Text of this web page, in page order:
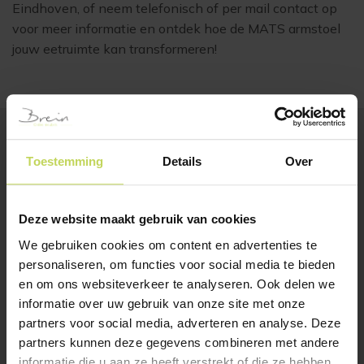
Toestemming Details Over
Deze website maakt gebruik van cookies
We gebruiken cookies om content en advertenties te
personaliseren, om functies voor social media te bieden
en om ons websiteverkeer te analyseren. Ook delen we
informatie over uw gebruik van onze site met onze
partners voor social media, adverteren en analyse. Deze
partners kunnen deze gegevens combineren met andere
Eindhoven, of neem telefonisch of per mail contact op
voor meer informatie en ontdek hoe de MATS armstoel
jouw eetruimte kan transformeren!
BESTSELLERS
Klanten bekeken ook
SALE